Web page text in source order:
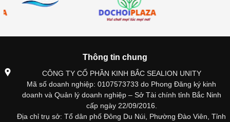
Thông tin chung
CÔNG TY CỔ PHẦN KINH BẮC SEALION UNITY
Mã số doanh nghiệp: 0107573733 do Phong Đăng ký kinh
doanh và Quản lý doanh nghiệp – Sở Tài chính tỉnh Bắc Ninh
cấp ngày 22/09/2016.
Địa chỉ trụ sở: Tổ dân phố Đông Du Núi, Phường Đào Viên, Tỉnh